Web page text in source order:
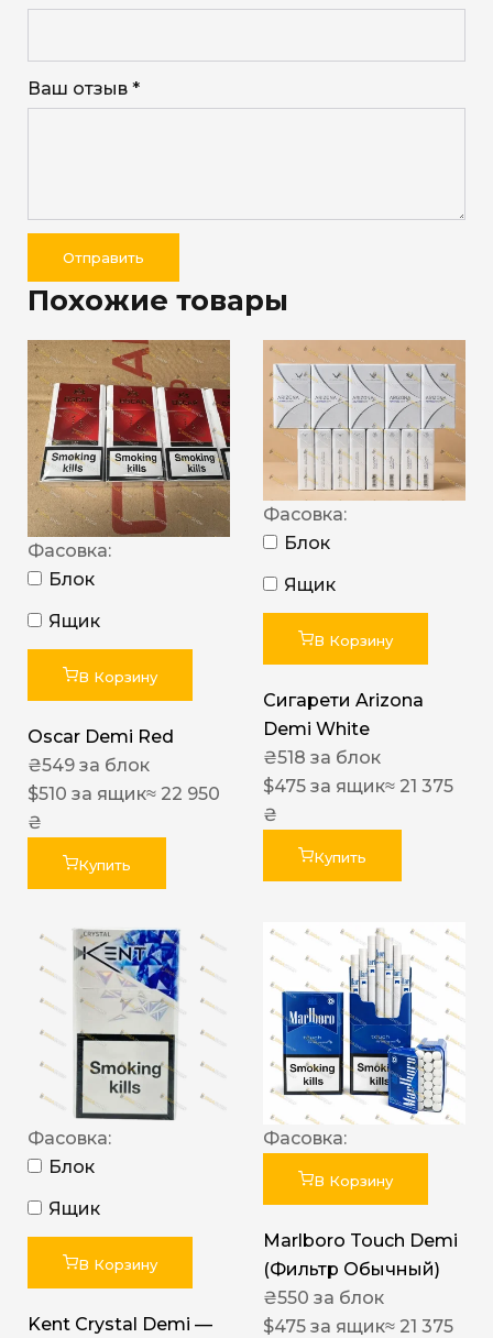
Ваш отзыв *
Отправить
Похожие товары
Фасовка:
Блок
Ящик
В Корзину
Oscar Demi Red
₴549 за блок
$510 за ящик≈ 22 950
₴
Купить
Фасовка:
Блок
Ящик
В Корзину
Сигарети Arizona
Demi White
₴518 за блок
$475 за ящик≈ 21 375
₴
Купить
Фасовка:
Блок
Ящик
В Корзину
Kent Crystal Demi —
Фасовка:
В Корзину
Marlboro Touch Demi
(Фильтр Обычный)
₴550 за блок
$475 за ящик≈ 21 375